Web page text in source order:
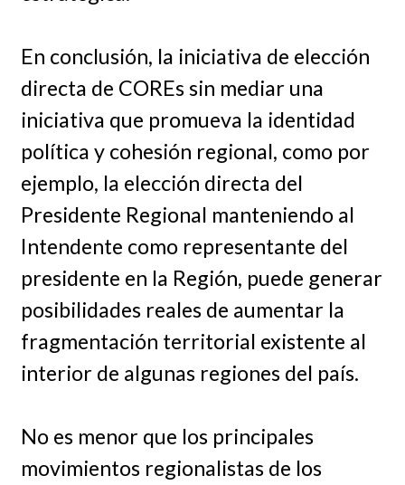
En conclusión, la iniciativa de elección
directa de COREs sin mediar una
iniciativa que promueva la identidad
política y cohesión regional, como por
ejemplo, la elección directa del
Presidente Regional manteniendo al
Intendente como representante del
presidente en la Región, puede generar
posibilidades reales de aumentar la
fragmentación territorial existente al
interior de algunas regiones del país.
No es menor que los principales
movimientos regionalistas de los